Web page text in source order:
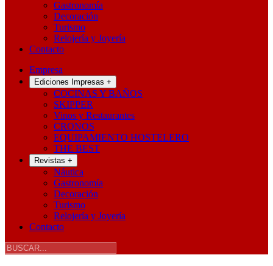
Gastronomía
Decoración
Turismo
Relojería y Joyería
Contacto
Empresa
Ediciones Impresas +
COCINAS Y BAÑOS
SKIPPER
Vinos y Restaurantes
CRONOS
EQUIPAMIENTO HOSTELERO
THE BEST
Revistas +
Náutica
Gastronomía
Decoración
Turismo
Relojería y Joyería
Contacto